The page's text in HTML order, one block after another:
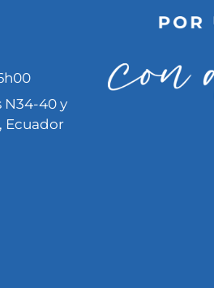
N34-40 y
Ecuador